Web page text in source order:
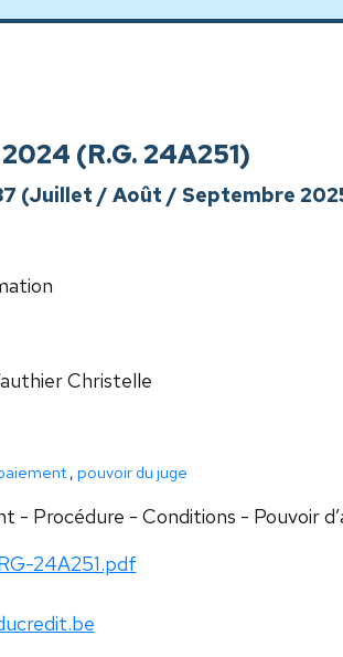
(R.G. 24A251)
(Juillet / Août / Septembre
Christelle
, pouvoir du juge
- Procédure - Conditions - Pouvoir
24A251.pdf